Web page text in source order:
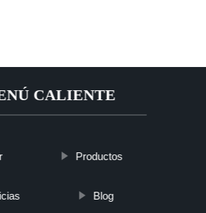
CALIENTE
Productos
Blog